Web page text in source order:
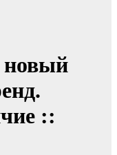
новый
::